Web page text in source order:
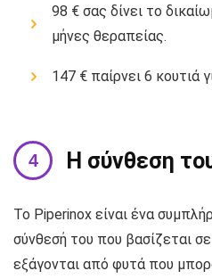
98 € σας δίνει το
μήνες θεραπείας.
147 € παίρνει 6 κουτιά
Η σύνθεση
Το Piperinox είναι ένα
σύνθεσή του που βασίζεται
εξάγονται από φυτά που